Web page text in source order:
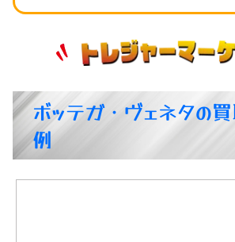
ボッテガ・ヴェネタの
例